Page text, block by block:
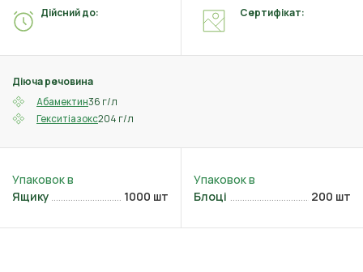
Діюча речовина
Абамектин36 г/л
Гекситіазокс204 г/л
Дійсний до: Сертифікат:
Ящику 1000 шт Блоці 200 шт